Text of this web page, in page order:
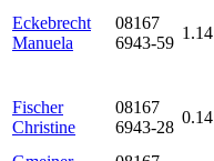
Eckebrecht
Manuela
08167
6943-59
1.14
Fischer
Christine
08167
6943-28
0.14